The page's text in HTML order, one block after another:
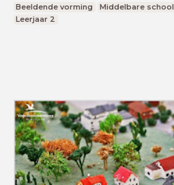
Beeldende vorming Middelbare school
Leerjaar 2